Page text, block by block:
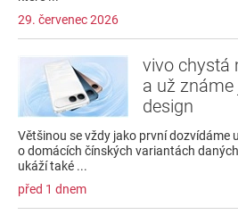
29. červenec 2026
vivo chystá
a už
design
Většinou se vždy jako první dozvídáme
o domácích čínských variantách
ukáží také ...
před 1 dnem